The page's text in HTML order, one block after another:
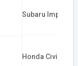
Subaru Impreza
Honda Civic